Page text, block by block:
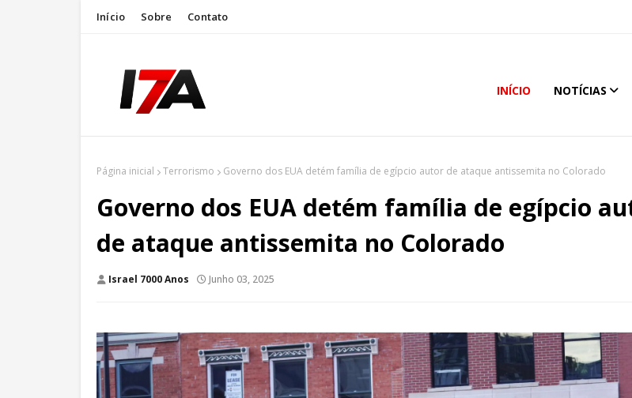
Início Sobre Contato
INÍCIO NOTÍCIAS
Página inicial Terrorismo Governo dos EUA detém família de egípcio autor de ataque antissemita no Colorado
Governo dos EUA detém família de egípcio
de ataque antissemita no Colorado
Israel 7000 Anos Junho 03, 2025